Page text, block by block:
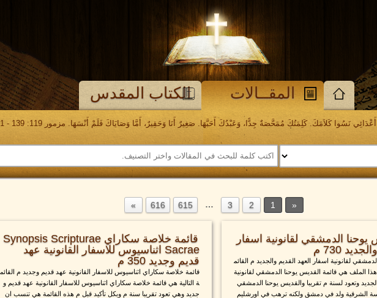
المقــالات الكتاب المقدس
نَسُوا كَلاَمَكَ. كَلِمَتُكَ مُمَحَّصَةٌ جِدًّا، وَعَبْدُكَ أَحَبَّهَا. صَغِيرٌ أَنَا وَحَقِيرٌ، أَمَّا وَصَايَاكَ فَلَمْ أَنْسَهَا. مزمور 119: 139 - 141
1
2
3
…
615
616
يوحنا الدمشقي لقانونية اسفار
730 م
لقانونية اسفار العهد القديم والجديد م القائم
هذا الملف هي قائمة القديس يوحنا الدمشقي لقانونية
وتعود لسنة م تقريبا والقديس يوحنا الدمشقي
الشرقية ولد في دمشق ولكنه ترهب في اورشليم
قائمة خلاصة سكاراي Synopsis Scripturae
Sacrae اثناسيوس للاسفار القانونية عهد
قديم وجديد 350 م
قائمة خلاصة سكاراي اثناسيوس للاسفار القانونية عهد قديم وجديد م القائم
ة التالية هي قائمة خلاصة سكاراي اثناسيوس للاسفار القانونية عهد قديم و
جديد وهي تعود تقريبا سنة م وبكل تأكيد قبل م هذه القائمة هي تنسب ان